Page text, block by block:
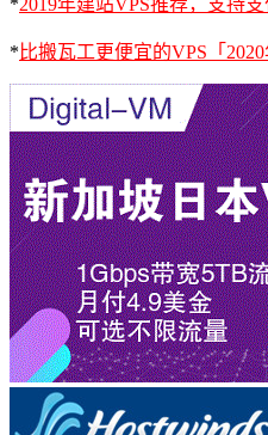
*2019年建站VPS推荐，支持
* 比搬瓦工更便宜的VPS「2020